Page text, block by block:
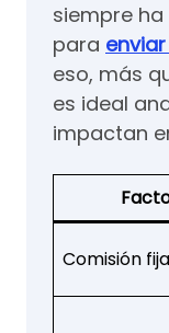
siempre
para
eso, más
es ideal
impactan
Comisión fija